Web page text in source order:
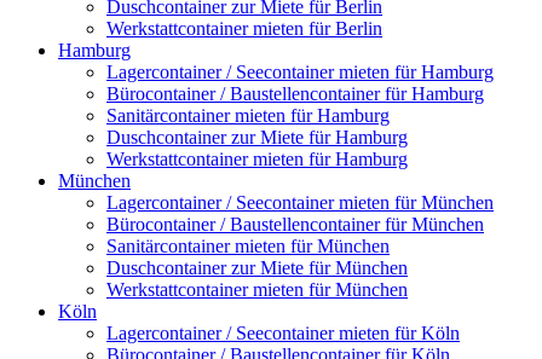
Duschcontainer zur Miete für Berlin
Werkstattcontainer mieten für Berlin
Hamburg
Lagercontainer / Seecontainer mieten für Hamburg
Bürocontainer / Baustellencontainer für Hamburg
Sanitärcontainer mieten für Hamburg
Duschcontainer zur Miete für Hamburg
Werkstattcontainer mieten für Hamburg
München
Lagercontainer / Seecontainer mieten für München
Bürocontainer / Baustellencontainer für München
Sanitärcontainer mieten für München
Duschcontainer zur Miete für München
Werkstattcontainer mieten für München
Köln
Lagercontainer / Seecontainer mieten für Köln
Bürocontainer / Baustellencontainer für Köln